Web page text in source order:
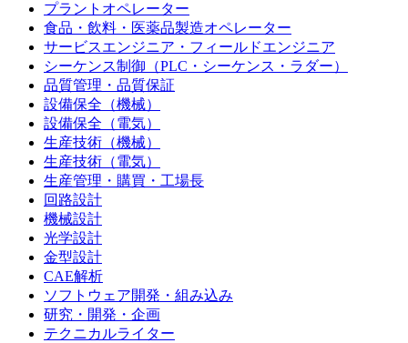
プラントオペレーター
食品・飲料・医薬品製造オペレーター
サービスエンジニア・フィールドエンジニア
シーケンス制御（PLC・シーケンス・ラダー）
品質管理・品質保証
設備保全（機械）
設備保全（電気）
生産技術（機械）
生産技術（電気）
生産管理・購買・工場長
回路設計
機械設計
光学設計
金型設計
CAE解析
ソフトウェア開発・組み込み
研究・開発・企画
テクニカルライター